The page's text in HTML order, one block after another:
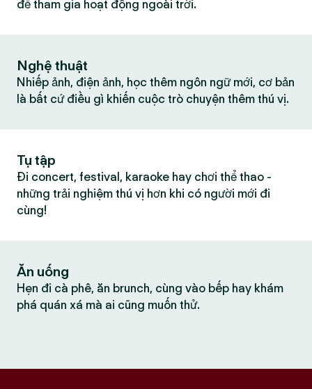
để tham gia hoạt động ngoài trời.
Nghệ thuật
Nhiếp ảnh, điện ảnh, học thêm ngôn ngữ mới, cơ bản
là bất cứ điều gì khiến cuộc trò chuyện thêm thú vị.
Tụ tập
Đi concert, festival, karaoke hay chơi thể thao -
những trải nghiệm thú vị hơn khi có người mới đi
cùng!
Ăn uống
Hẹn đi cà phê, ăn brunch, cùng vào bếp hay khám
phá quán xá mà ai cũng muốn thử.